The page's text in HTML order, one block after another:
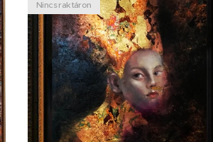
Nincs raktáron